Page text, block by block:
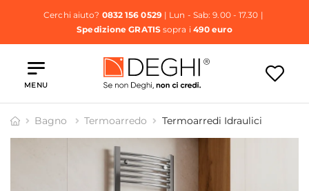
Cerchi aiuto? 0832 156 0529| Lun - Sab: 9.00 - 17.30 |
Spedizione GRATISsopra i 490 euro
MENU
Bagno Termoarredo Termoarredi Idraulici